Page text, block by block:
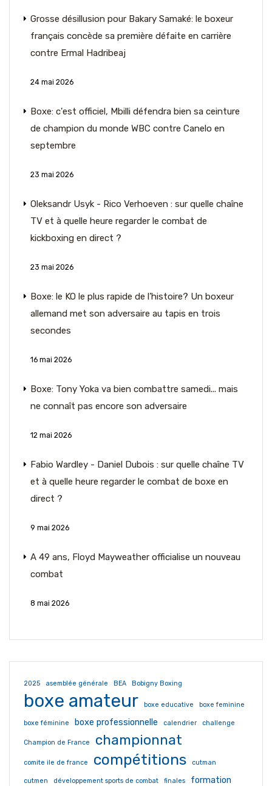
Grosse désillusion pour Bakary Samaké: le boxeur
français concède sa première défaite en carrière
contre Ermal Hadribeaj
24 mai 2026
Boxe: c'est officiel, Mbilli défendra bien sa ceinture
de champion du monde WBC contre Canelo en
septembre
23 mai 2026
Oleksandr Usyk - Rico Verhoeven : sur quelle chaîne
TV et à quelle heure regarder le combat de
kickboxing en direct ?
23 mai 2026
Boxe: le KO le plus rapide de l’histoire? Un boxeur
allemand met son adversaire au tapis en trois
secondes
16 mai 2026
Boxe: Tony Yoka va bien combattre samedi... mais
ne connaît pas encore son adversaire
12 mai 2026
Fabio Wardley - Daniel Dubois : sur quelle chaîne TV
et à quelle heure regarder le combat de boxe en
direct ?
9 mai 2026
A 49 ans, Floyd Mayweather officialise un nouveau
combat
8 mai 2026
2025 asemblée générale BEA Bobigny Boxing
boxe amateur boxe educative boxe feminine
boxe féminine boxe professionnelle calendrier challenge
Champion de France championnat
comite ile de france compétitions cutman
cutmen développement sports de combat finales formation